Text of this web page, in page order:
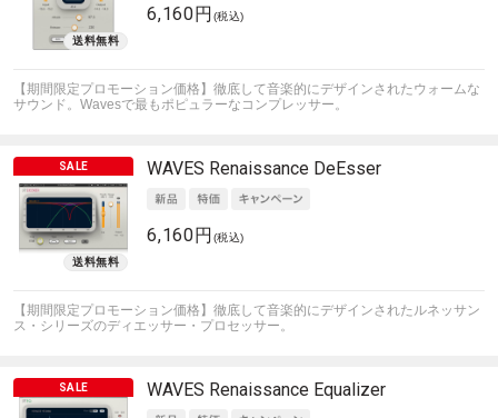
6,160円 (税込)
【期間限定プロモーション価格】徹底して音楽的にデザインされたウォームな
サウンド。Wavesで最もポピュラーなコンプレッサー。
WAVES Renaissance DeEsser
6,160円 (税込)
【期間限定プロモーション価格】徹底して音楽的にデザインされたルネッサン
ス・シリーズのディエッサー・プロセッサー。
WAVES Renaissance Equalizer